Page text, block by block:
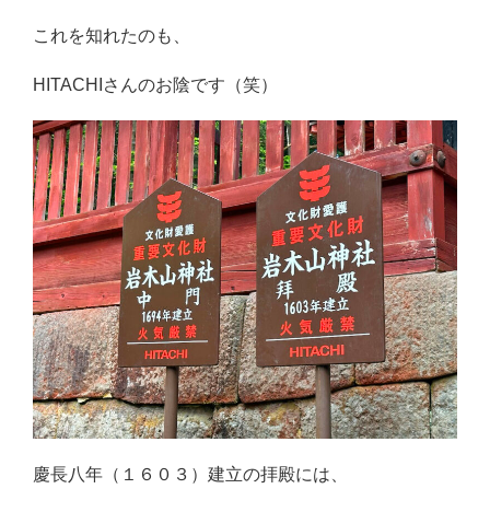
これを知れたのも、
HITACHIさんのお陰です（笑）
慶長八年（１６０３）建立の拝殿には、